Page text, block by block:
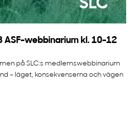
ASF-webbinarium kl. 10-12
på SLC:s medlemswebbinarium
– läget, konsekvenserna och vägen